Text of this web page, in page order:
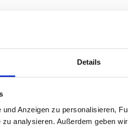
Details
Anzeigen zu personalisieren,
analysieren. Außerdem geben